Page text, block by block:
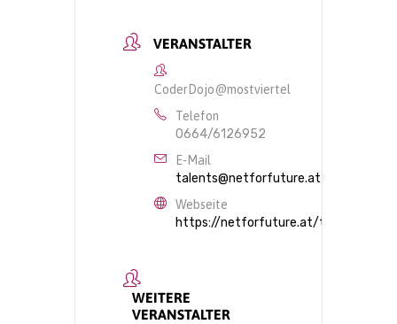
VERANSTALTER
CoderDojo@mostviertel
Telefon
0664/6126952
E-Mail
talents@netforfuture.at
Webseite
https://netforfuture.at/talents/
WEITERE
VERANSTALTER